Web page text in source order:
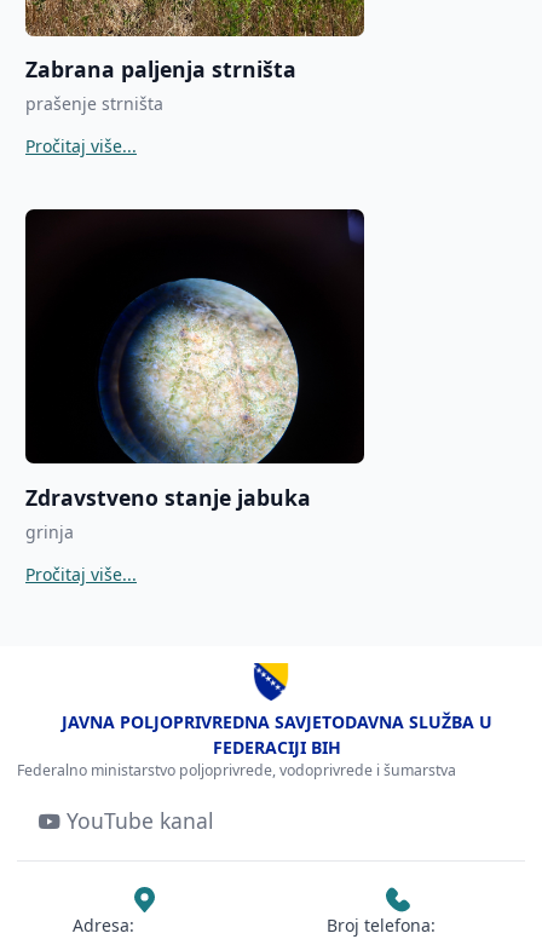
Zabrana paljenja strništa
prašenje strništa
Pročitaj više...
Zdravstveno stanje jabuka
grinja
Pročitaj više...
JAVNA POLJOPRIVREDNA SAVJETODAVNA SLUŽBA U
FEDERACIJI BIH
Federalno ministarstvo poljoprivrede, vodoprivrede i šumarstva
YouTube kanal
Adresa: Broj telefona: